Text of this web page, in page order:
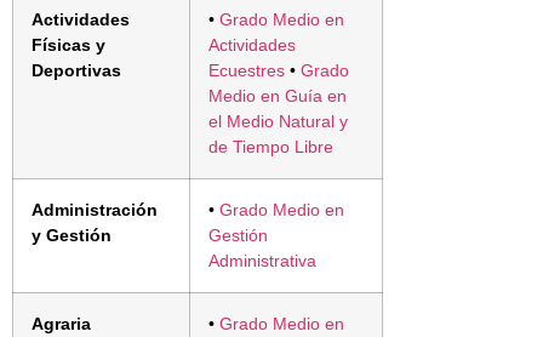
Actividades
Físicas y
Deportivas
• Grado Medio en
Actividades
Ecuestres • Grado
Medio en Guía en
el Medio Natural y
de Tiempo Libre
Administración
y Gestión
• Grado Medio en
Gestión
Administrativa
Agraria • Grado Medio en